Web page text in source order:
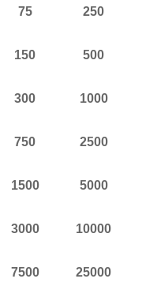
75 250
150 500
300 1000
750 2500
1500 5000
3000 10000
7500 25000